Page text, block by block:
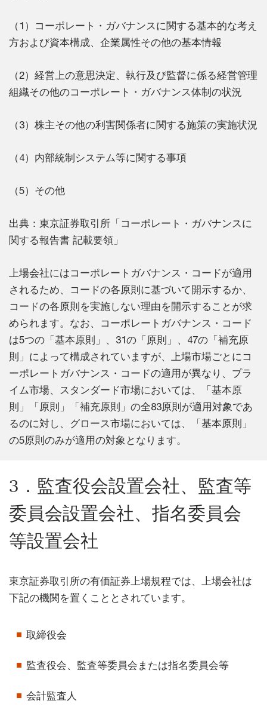
（1）コーポレート・ガバナンスに関する基本的な考え
方および資本構成、企業属性その他の基本情報
（2）経営上の意思決定、執行及び監督に係る経営管理
組織その他のコーポレート・ガバナンス体制の状況
（3）株主その他の利害関係者に関する施策の実施状況
（4）内部統制システム等に関する事項
（5）その他
出典：東京証券取引所「コーポレート・ガバナンスに
関する報告書 記載要領」
上場会社にはコーポレートガバナンス・コードが適用
されるため、コードの各原則に基づいて開示するか、
コードの各原則を実施しない理由を開示することが求
められます。なお、コーポレートガバナンス・コード
は5つの「基本原則」、31の「原則」、47の「補充原
則」によって構成されていますが、上場市場ごとにコ
ーポレートガバナンス・コードの適用が異なり、プラ
イム市場、スタンダード市場においては、「基本原
則」「原則」「補充原則」の全83原則が適用対象であ
るのに対し、グロース市場においては、「基本原則」
の5原則のみが適用の対象となります。
3．監査役会設置会社、監査等
委員会設置会社、指名委員会
等設置会社
東京証券取引所の有価証券上場規程では、上場会社は
下記の機関を置くこととされています。
取締役会
監査役会、監査等委員会または指名委員会等
会計監査人